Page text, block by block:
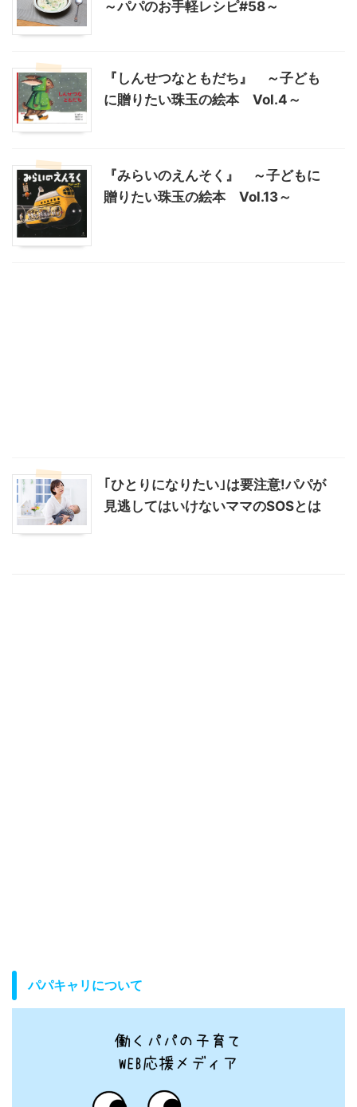
～パパのお手軽レシピ#58～
『しんせつなともだち』 ～子ども
に贈りたい珠玉の絵本 Vol.4～
『みらいのえんそく』 ～子どもに
贈りたい珠玉の絵本 Vol.13～
｢ひとりになりたい｣は要注意!パパが
見逃してはいけないママのSOSとは
パパキャリについて